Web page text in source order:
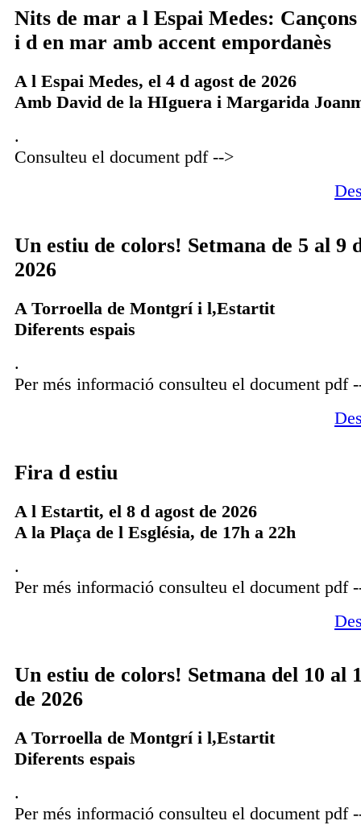
Nits de mar a l Espai Medes:
i d en mar amb accent empordanès
A l Espai Medes, el 4 d agost de 2026
Amb David de la HIguera i Margarida
.
Consulteu el document pdf -->
Un estiu de colors! Setmana de 5 al 9
2026
A Torroella de Montgrí i l,Estartit
Diferents espais
.
Per més informació consulteu el document pdf
Fira d estiu
A l Estartit, el 8 d agost de 2026
A la Plaça de l Església, de 17h a 22h
.
Per més informació consulteu el document pdf
Un estiu de colors! Setmana del 10 al
de 2026
A Torroella de Montgrí i l,Estartit
Diferents espais
.
Per més informació consulteu el document pdf